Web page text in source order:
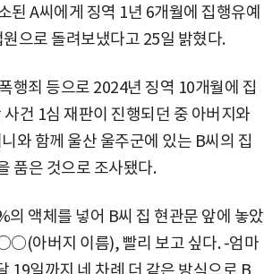
A씨에게 징역 1년 6개월에 집행유예
으로 돌려보냈다고 25일 밝혔다.
행죄 등으로 2024년 징역 10개월에 집
건 1심 재판이 진행되던 중 아버지와
와 함께 울산 울주군에 있는 B씨의 집
품은 것으로 조사됐다.
액체를 넣어 B씨 집 현관문 앞에 놓았
아버지 이름), 빨리 보고 싶다. -엄마
19일까지 네 차례 더 같은 방식으로 B